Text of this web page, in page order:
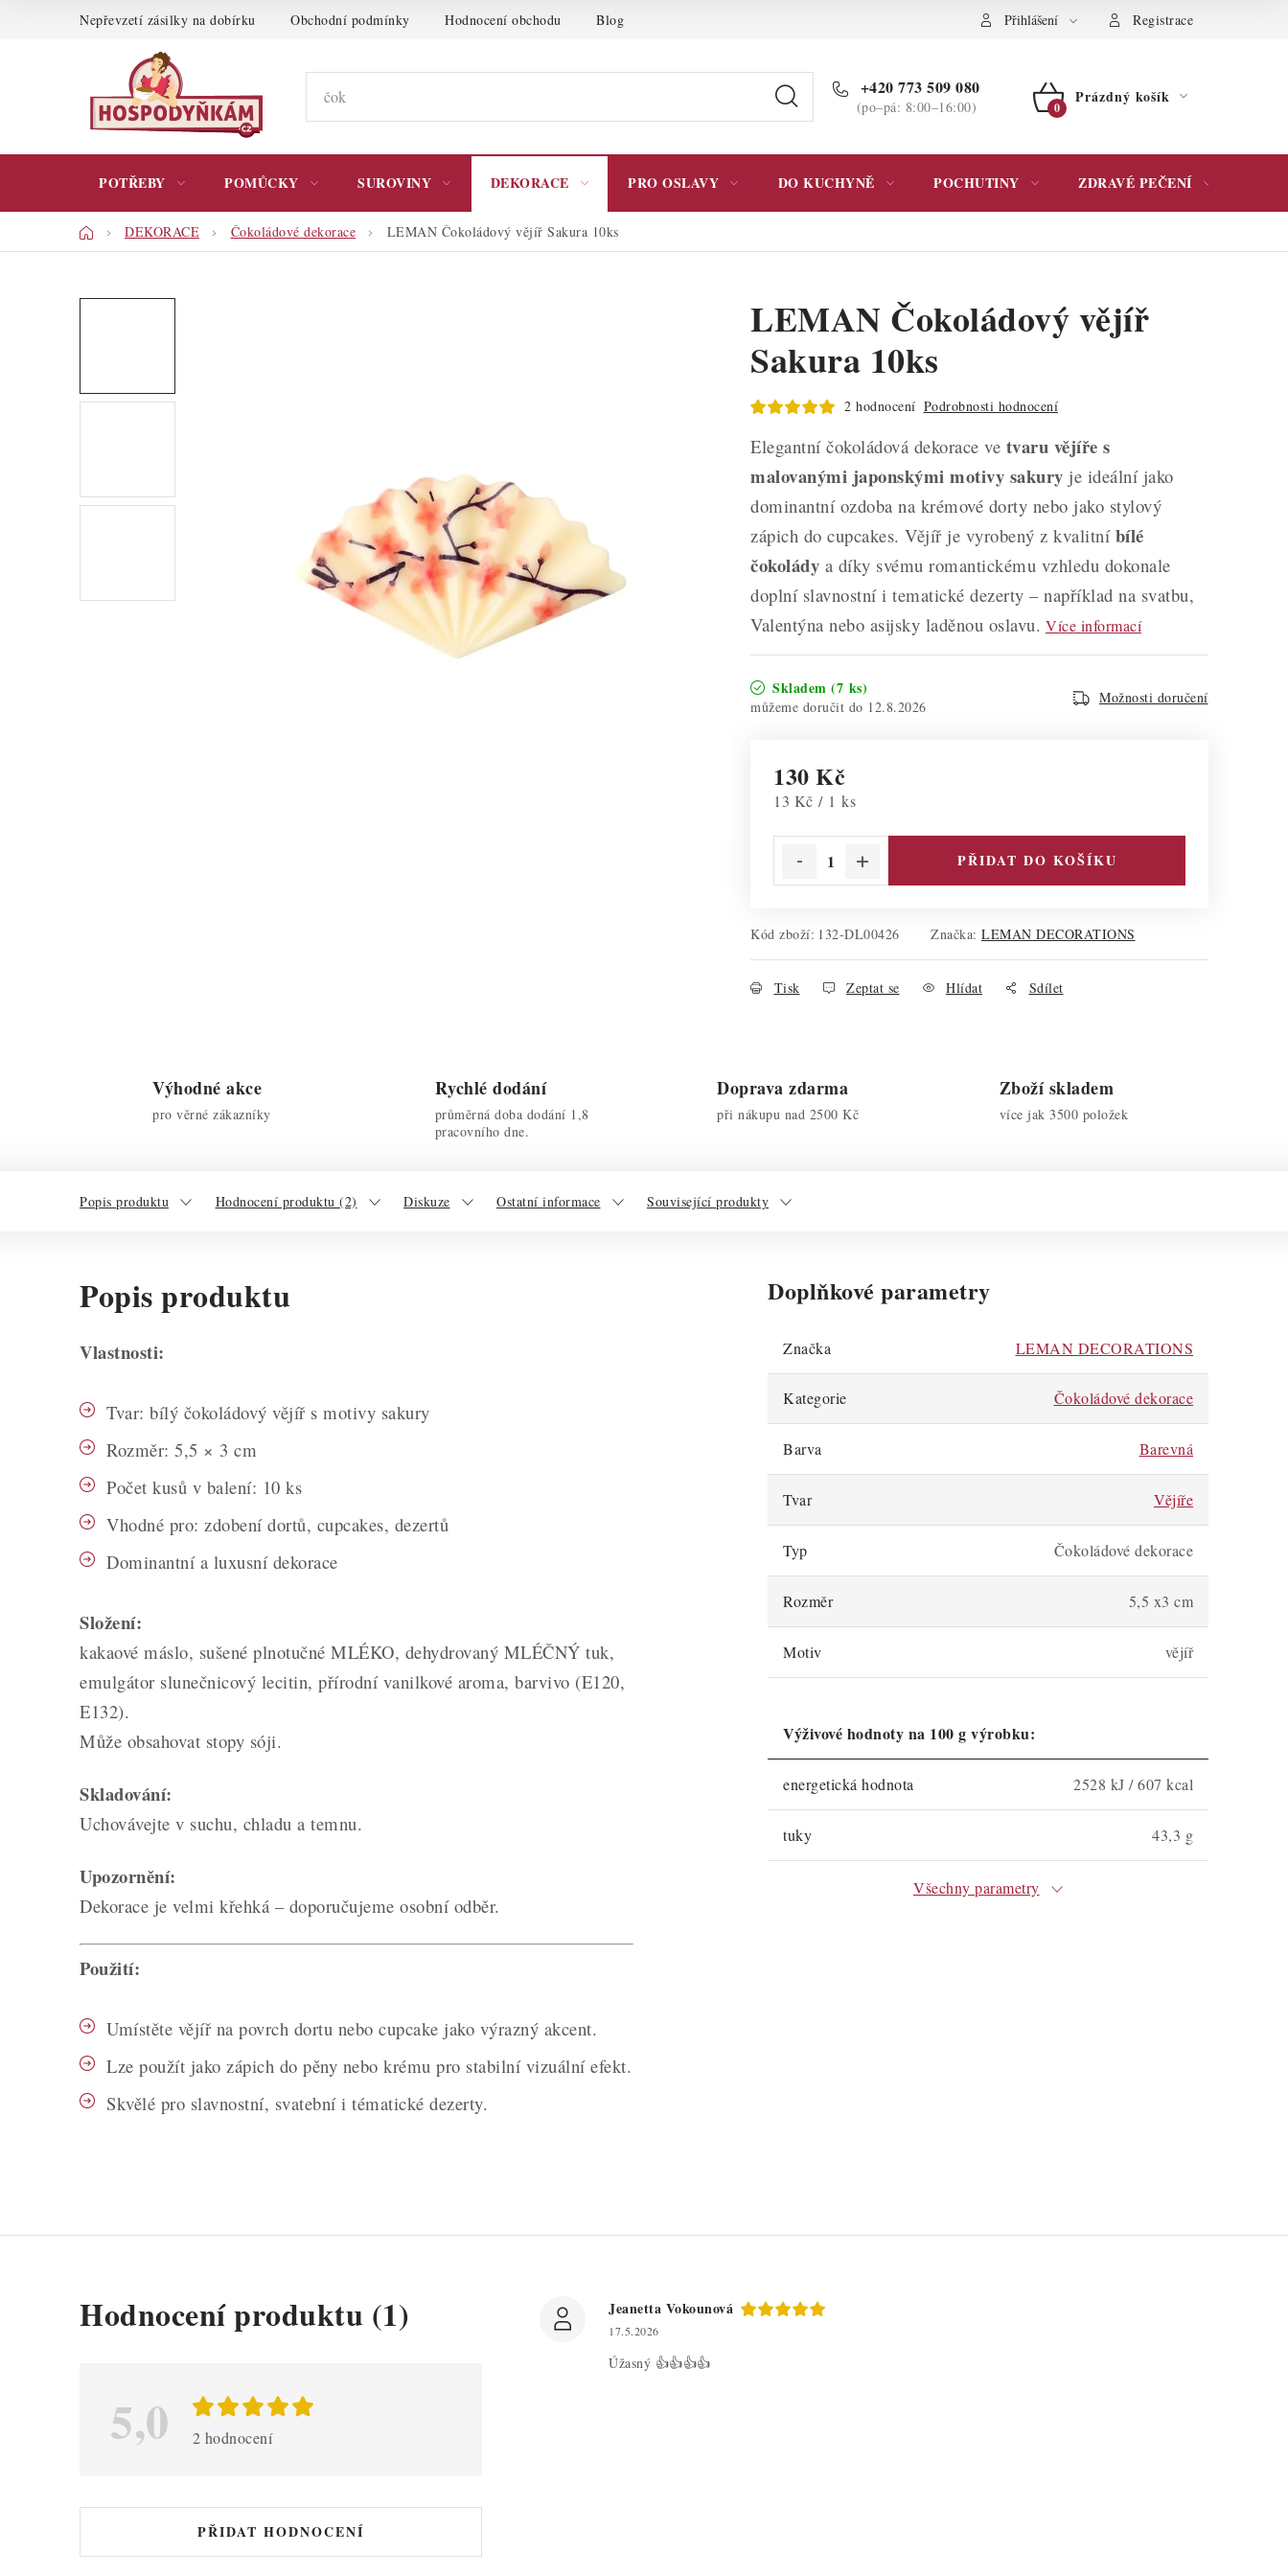
Nepřevzetí zásilky na dobírku Obchodní podmínky Hodnocení obchodu Blog Podmínky ochrany osobních údajů Přihlášení Registrace
+420 773 509 080
(po–pá: 8:00–16:00)
NÁKUPNÍ
Prázdný košík
POTŘEBY POMŮCKY SUROVINY DEKORACE PRO OSLAVY DO KUCHYNĚ POCHUTINY ZDRAVÉ PEČENÍ
DomůDEKORACE Čokoládové dekorace LEMAN Čokoládový vějíř Sakura 10ks
LEMAN Čokoládový vějíř
Sakura 10ks
2 hodnocení Podrobnosti hodnocení
Elegantní čokoládová dekorace ve tvaru vějíře s
malovanými japonskými motivy sakury je ideální jako
dominantní ozdoba na krémové dorty nebo jako stylový
zápich do cupcakes. Vějíř je vyrobený z kvalitní bílé
čokolády a díky svému romantickému vzhledu dokonale
doplní slavnostní i tematické dezerty – například na svatbu,
Valentýna nebo asijsky laděnou oslavu. Více informací
Skladem (7 ks)
12.8.2026
Možnosti doručení
130 Kč
Měrná cena:
13 Kč / 1 ks
PŘIDAT DO KOŠÍKU
Kód zboží: 132-DL00426 Značka: LEMAN DECORATIONS
Tisk Zeptat se Hlídat Sdílet
Výhodné akce
pro věrné zákazníky
Rychlé dodání
průměrná doba dodání 1,8
pracovního dne.
Doprava zdarma
při nákupu nad 2500 Kč
Zboží skladem
více jak 3500 položek
Popis produktu Hodnocení produktu (2) Diskuze Ostatní informace Související produkty
Popis produktu
Vlastnosti:
Tvar: bílý čokoládový vějíř s motivy sakury
Rozměr: 5,5 × 3 cm
Počet kusů v balení: 10 ks
Vhodné pro: zdobení dortů, cupcakes, dezertů
Dominantní a luxusní dekorace
Složení:
kakaové máslo, sušené plnotučné MLÉKO, dehydrovaný MLÉČNÝ tuk,
emulgátor slunečnicový lecitin, přírodní vanilkové aroma, barvivo (E120,
E132).
Může obsahovat stopy sóji.
Skladování:
Uchovávejte v suchu, chladu a temnu.
Upozornění:
Dekorace je velmi křehká – doporučujeme osobní odběr.
Použití:
Umístěte vějíř na povrch dortu nebo cupcake jako výrazný akcent.
Lze použít jako zápich do pěny nebo krému pro stabilní vizuální efekt.
Skvělé pro slavnostní, svatební i tématické dezerty.
Doplňkové parametry
Značka LEMAN DECORATIONS
Kategorie Čokoládové dekorace
Barva Barevná
Tvar Vějíře
Typ Čokoládové dekorace
Rozměr 5,5 x3 cm
Motiv vějíř
Výživové hodnoty na 100 g výrobku:
energetická hodnota 2528 kJ / 607 kcal
tuky 43,3 g
Všechny parametry
Hodnocení produktu (1)
5,0 2 hodnocení
PŘIDAT HODNOCENÍ
V
o
n
Jeanetta Vokounová
17.5.2026
Úžasný 👍👍👍👍